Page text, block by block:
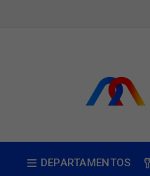
DEPARTAMENTOS